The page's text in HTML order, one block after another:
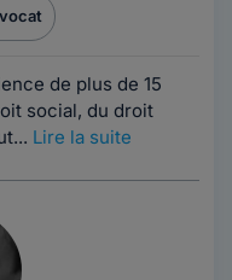
de plus de 15
social, du droit
Lire la suite